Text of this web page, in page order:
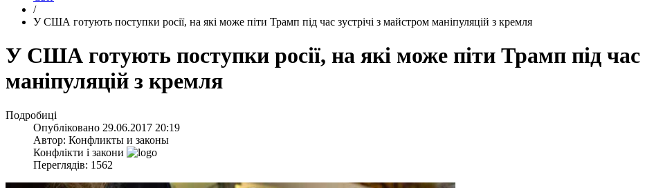
/
​У США готують поступки росії, на які може піти Трамп під час зустрічі з майстром маніпуляцій з кремля
​У США готують поступки росії, на які може піти Трамп під час
маніпуляцій з кремля
Подробиці
Опубліковано 29.06.2017 20:19
Автор: Конфликты и законы
Конфлікти і закони
Переглядів: 1562